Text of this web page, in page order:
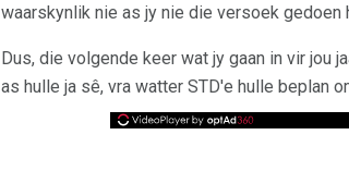
waarskynlik nie as jy nie die versoek gedoen
Dus, die volgende keer wat jy gaan in vir jou
as hulle ja sê, vra watter STD'e hulle beplan